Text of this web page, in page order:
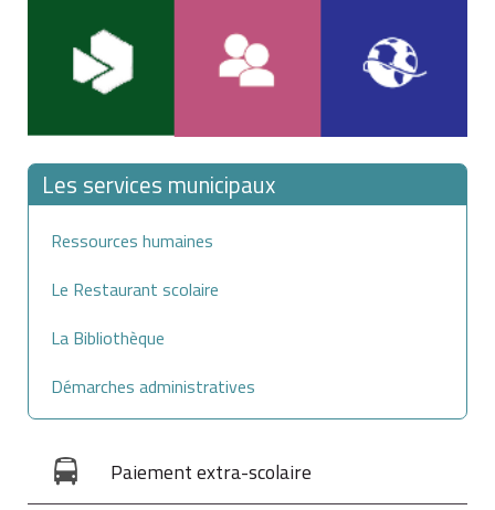
Les services municipaux
Ressources humaines
Le Restaurant scolaire
La Bibliothèque
Démarches administratives
Paiement extra-scolaire